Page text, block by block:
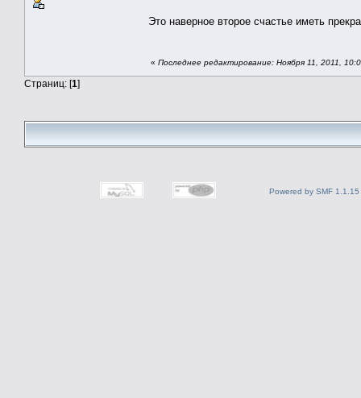
Это наверное второе счастье иметь
« Последнее редактирование: Ноября 11, 2011,
Страниц: [1]
Powered by SMF 1.1.15